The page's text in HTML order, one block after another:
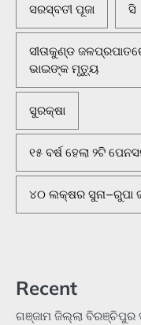
ସରସ୍ବତୀ ପୂଜା ସି
ସୀତାକୁଣ୍ଡ
ଭାଇଙ୍କ ମୃତ୍ୟୁ
ସୁରକ୍ଷା
୧୫ ବର୍ଷ ହେଲା ୨ଟି
୪୦ ଲକ୍ଷର ସୁନା–ରୁପା
Recent
ଗଞ୍ଜାମ ଜିଲ୍ଲା ବିରଞ୍ଚିପୁର